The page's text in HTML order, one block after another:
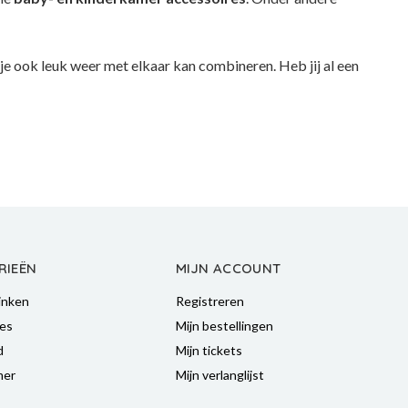
ook leuk weer met elkaar kan combineren. Heb jij al een
MIJN ACCOUNT
Registreren
Mijn bestellingen
Mijn tickets
Mijn verlanglijst